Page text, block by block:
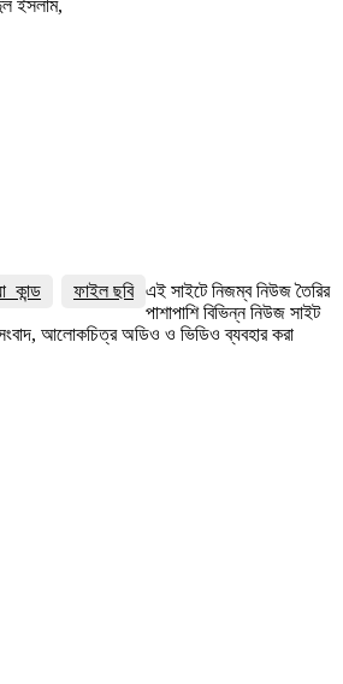
ইসলাম,
ফাইল ছবি এই সাইটে নিজম্ব নিউজ তৈরির
পাশাপাশি বিভিন্ন নিউজ সাইট
আলোকচিত্র অডিও ও ভিডিও ব্যবহার করা